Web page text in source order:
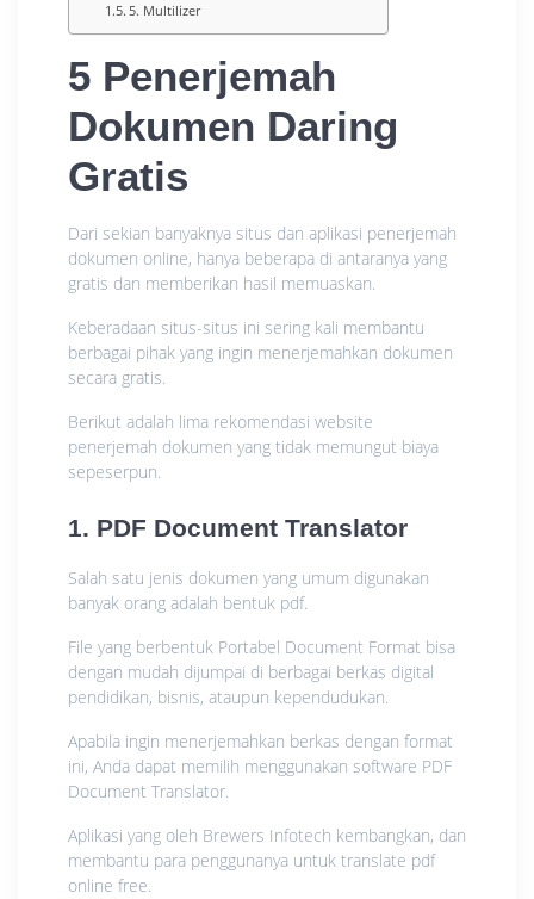
5. Multilizer
5 Penerjemah
Dokumen Daring
Gratis
Dari sekian banyaknya situs dan aplikasi penerjemah
dokumen online, hanya beberapa di antaranya yang
gratis dan memberikan hasil memuaskan.
Keberadaan situs-situs ini sering kali membantu
berbagai pihak yang ingin menerjemahkan dokumen
secara gratis.
Berikut adalah lima rekomendasi website
penerjemah dokumen yang tidak memungut biaya
sepeserpun.
1. PDF Document Translator
Salah satu jenis dokumen yang umum digunakan
banyak orang adalah bentuk pdf.
File yang berbentuk Portabel Document Format bisa
dengan mudah dijumpai di berbagai berkas digital
pendidikan, bisnis, ataupun kependudukan.
Apabila ingin menerjemahkan berkas dengan format
ini, Anda dapat memilih menggunakan software PDF
Document Translator.
Aplikasi yang oleh Brewers Infotech kembangkan, dan
membantu para penggunanya untuk translate pdf
online free.